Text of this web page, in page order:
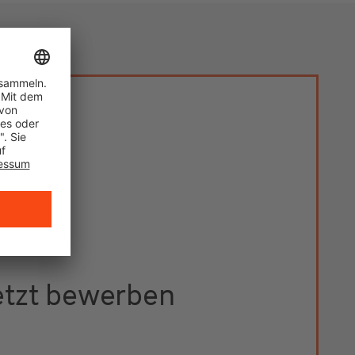
bewerben